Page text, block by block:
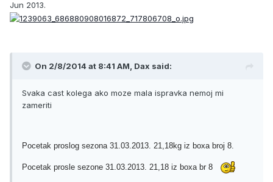
Jun 2013.
On 2/8/2014 at 8:41 AM, Dax said:
Svaka cast kolega ako moze mala ispravka nemoj mi
zameriti
Pocetak proslog sezona 31.03.2013. 21,18kg iz boxa broj 8.
Pocetak prosle sezone 31.03.2013. 21,18 iz boxa br 8